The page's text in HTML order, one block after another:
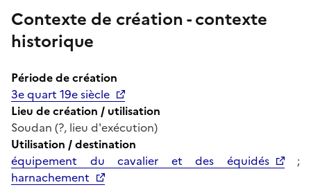
Contexte de création - contexte
historique
Période de création
3e quart 19e siècle
Lieu de création / utilisation
Soudan (?, lieu d'exécution)
Utilisation / destination
équipement du cavalier et des équidés
;
harnachement